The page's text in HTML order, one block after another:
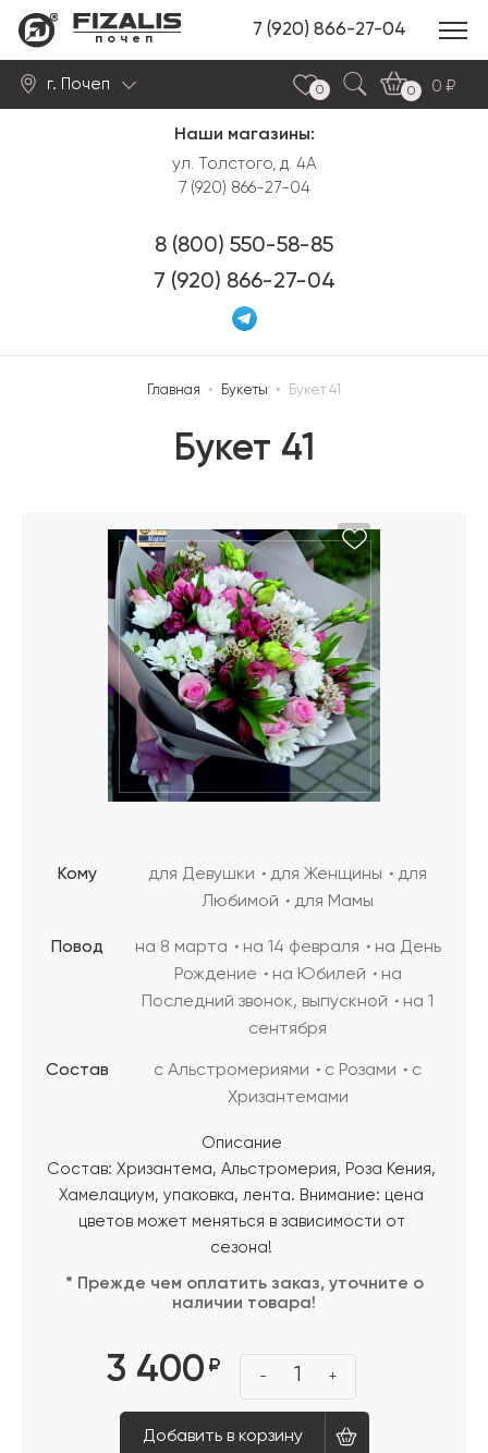
почеп 7 (920) 866-27-04
г. Почеп 0 0
0
Наши магазины:
ул. Толстого, д. 4А
7 (920) 866-27-04
8 (800) 550-58-85
7 (920) 866-27-04
Главная • Букеты • Букет 41
Букет 41
Кому для Девушки для Женщины
для
Любимой
для Мамы
Повод на 8 марта на 14 февраля
на День
Рождение
на Юбилей
на
Последний звонок, выпускной
на 1
сентября
Состав с Альстромериями с Розами
с
Хризантемами
Описание
Состав: Хризантема, Альстромерия, Роза Кения,
Хамелациум, упаковка, лента. Внимание: цена
цветов может меняться в зависимости от
сезона!
* Прежде чем оплатить заказ, уточните о
наличии товара!
3 400 ₽
- 1 +
Добавить в корзину